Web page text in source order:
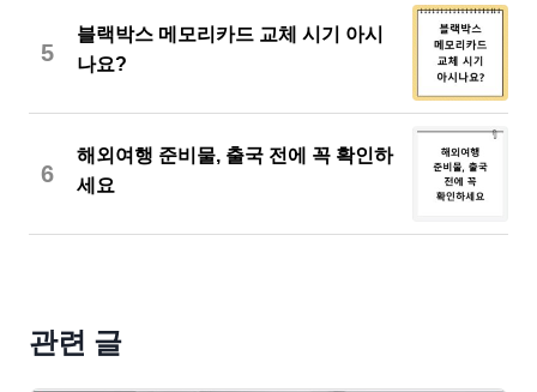
5
블랙박스 메모리카드 교체 시기 아시
나요?
6
해외여행 준비물, 출국 전에 꼭 확인하
세요
관련 글